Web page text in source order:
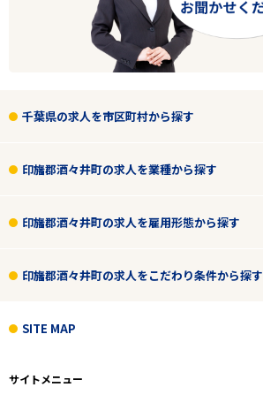
業種
雇用形態
こだわり条件
千葉県の求人を市区町村から探す
印旛郡酒々井町の求人を業種から探す
印旛郡酒々井町の求人を雇用形態から探す
印旛郡酒々井町の求人をこだわり条件から探す
SITE MAP
サイトメニュー